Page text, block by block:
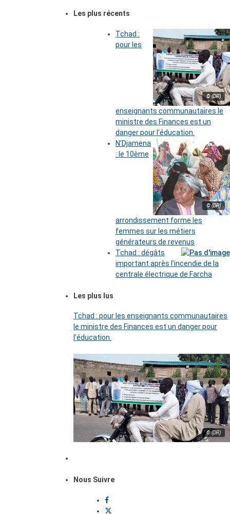
Les plus récents
© (DR)
Tchad :
pour les
enseignants communautaires le
ministre des Finances est un
danger pour l’éducation.
© (DR)
N’Djamena
: le 10ème
arrondissement forme les
femmes sur les métiers
générateurs de revenus
Tchad : dégâts
important après l’incendie de la
centrale électrique de Farcha
Les plus lus
Tchad : pour les enseignants communautaires
le ministre des Finances est un danger pour
l’éducation.
© (DR)
Nous Suivre